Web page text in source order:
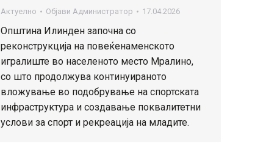
Актуелно Објави Администратор 17.04.2026
Општина Илинден започна со
реконструкција на повеќенаменското
игралиште во населеното место Мралино,
со што продолжува континуираното
вложување во подобрување на спортската
инфраструктура и создавање поквалитетни
услови за спорт и рекреација на младите.